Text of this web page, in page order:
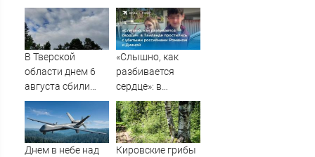
беспилотник
БПЛА на
Рязанскую
область
В Тверской
области днем 6
августа сбили
украинские БПЛА
«Слышно, как
разбивается
сердце»: в
Таиланде
простились с
убитыми
россиянами
Днем в небе над
Кировские грибы